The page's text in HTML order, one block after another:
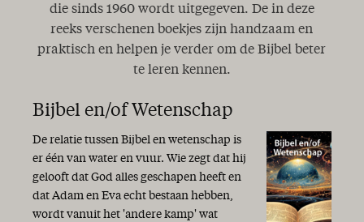
Anno Domini
Een geheim..!
Zoek de dingen die boven zijn
Word innerlijk veranderd..!
Koningschap
Geestelijk water
Danken en bidden…
Slaap kindje, slaap...
Zingen
De Christus der Schriften
De genade zij met u ...
die sinds 1960 wordt uitgegeven. De in deze
reeks verschenen boekjes zijn handzaam en
praktisch en helpen je verder om de Bijbel beter
te leren kennen.
Bijbel en/of Wetenschap
De relatie tussen Bijbel en wetenschap is
er één van water en vuur. Wie zegt dat hij
gelooft dat God alles geschapen heeft en
dat Adam en Eva echt bestaan hebben,
wordt vanuit het 'andere kamp' wat